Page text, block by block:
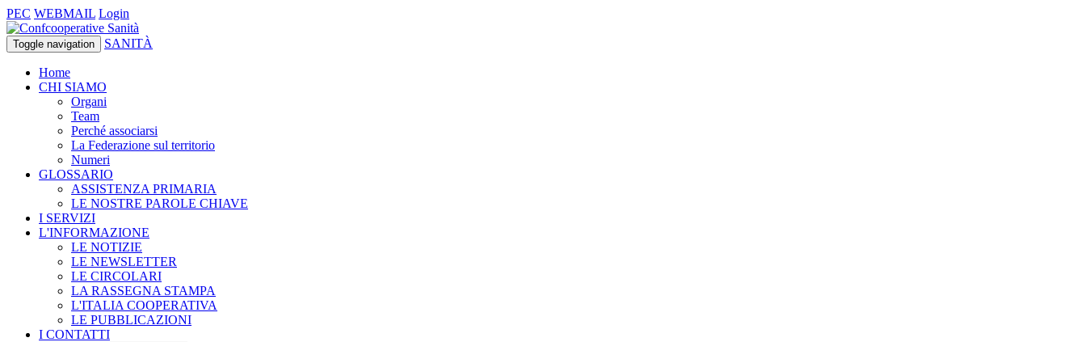
PEC WEBMAIL Login
Toggle navigation SANITÀ
Home
CHI SIAMO
Organi
Team
Perché associarsi
La Federazione sul territorio
Numeri
GLOSSARIO
ASSISTENZA PRIMARIA
LE NOSTRE PAROLE CHIAVE
I SERVIZI
L'INFORMAZIONE
LE NOTIZIE
LE NEWSLETTER
LE CIRCOLARI
LA RASSEGNA STAMPA
L'ITALIA COOPERATIVA
LE PUBBLICAZIONI
I CONTATTI